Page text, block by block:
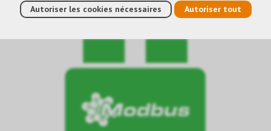
Autoriser les cookies nécessaires Autoriser tout